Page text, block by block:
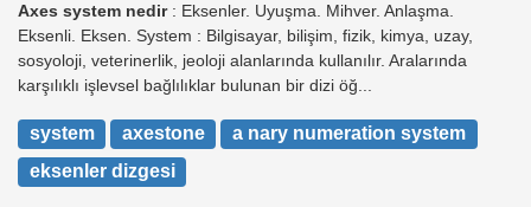
Axes system nedir: Eksenler. Uyuşma. Mihver. Anlaşma.
Eksenli. Eksen. System : Bilgisayar, bilişim, fizik, kimya, uzay,
sosyoloji, veterinerlik, jeoloji alanlarında kullanılır. Aralarında
karşılıklı işlevsel bağlılıklar bulunan bir dizi öğ...
system axestone
a nary numeration system
eksenler dizgesi